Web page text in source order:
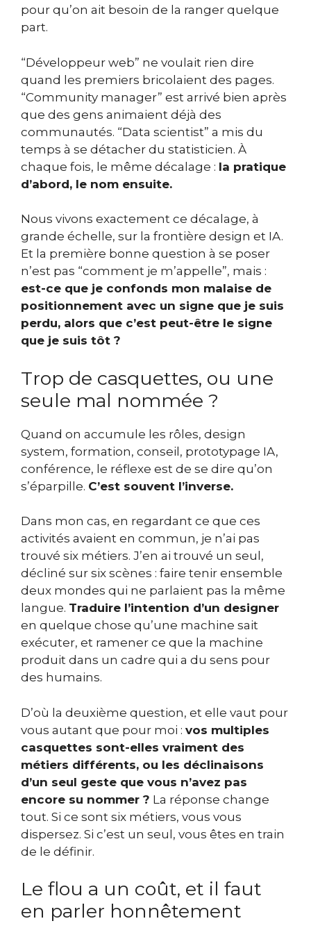
pour qu’on ait besoin de la ranger quelque
part.
“Développeur web” ne voulait rien dire
quand les premiers bricolaient des pages.
“Community manager” est arrivé bien après
que des gens animaient déjà des
communautés. “Data scientist” a mis du
temps à se détacher du statisticien. À
chaque fois, le même décalage : la pratique
d’abord, le nom ensuite.
Nous vivons exactement ce décalage, à
grande échelle, sur la frontière design et IA.
Et la première bonne question à se poser
n’est pas “comment je m’appelle”, mais :
est-ce que je confonds mon malaise de
positionnement avec un signe que je suis
perdu, alors que c’est peut-être le signe
que je suis tôt ?
Trop de casquettes, ou une
seule mal nommée ?
Quand on accumule les rôles, design
system, formation, conseil, prototypage IA,
conférence, le réflexe est de se dire qu’on
s’éparpille. C’est souvent l’inverse.
Dans mon cas, en regardant ce que ces
activités avaient en commun, je n’ai pas
trouvé six métiers. J’en ai trouvé un seul,
décliné sur six scènes : faire tenir ensemble
deux mondes qui ne parlaient pas la même
langue. Traduire l’intention d’un designer
en quelque chose qu’une machine sait
exécuter, et ramener ce que la machine
produit dans un cadre qui a du sens pour
des humains.
D’où la deuxième question, et elle vaut pour
vous autant que pour moi : vos multiples
casquettes sont-elles vraiment des
métiers différents, ou les déclinaisons
d’un seul geste que vous n’avez pas
encore su nommer ? La réponse change
tout. Si ce sont six métiers, vous vous
dispersez. Si c’est un seul, vous êtes en train
de le définir.
Le flou a un coût, et il faut
en parler honnêtement